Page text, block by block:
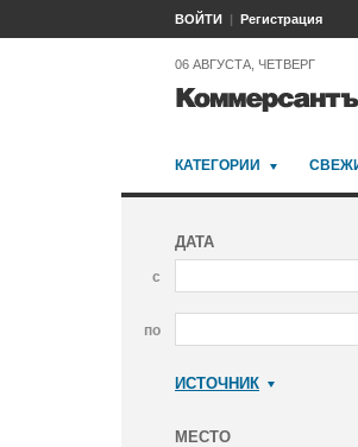
ВОЙТИ Регистрация
06 АВГУСТА, ЧЕТВЕРГ
КАТЕГОРИИ
ДАТА
с
по
ИСТОЧНИК
МЕСТО